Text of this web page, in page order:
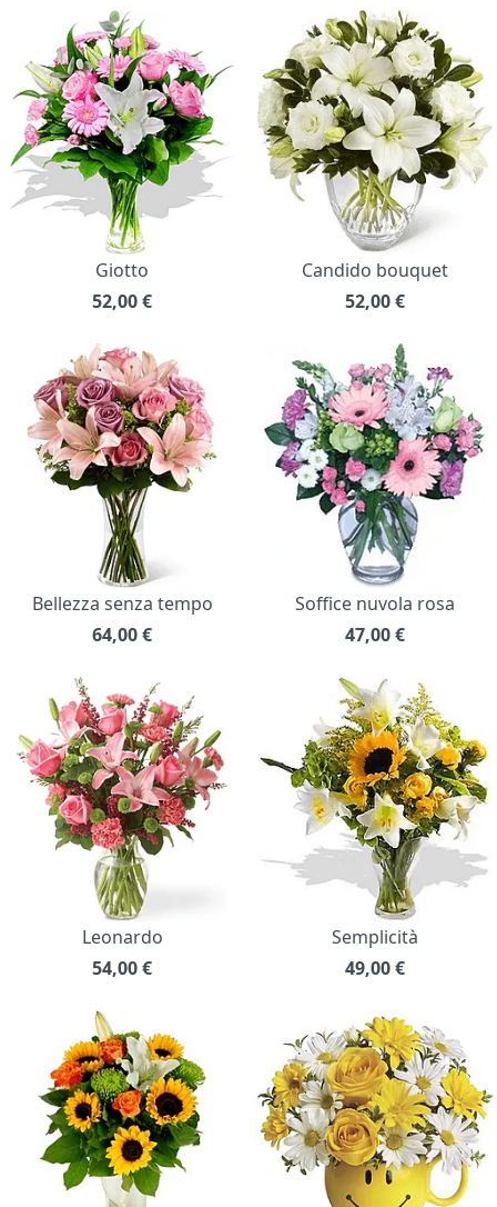
Giotto
52,00€
Candido bouquet
52,00€
Bellezza senza tempo
64,00€
Soffice nuvola rosa
47,00€
Leonardo
54,00€
Semplicità
49,00€